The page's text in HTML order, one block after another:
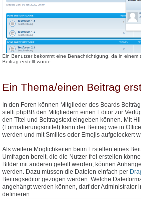
Ein Benutzer bekommt eine Benachrichtigung, da in einem
Beitrag erstellt wurde.
Ein Thema/einen Beitrag
In den Foren können Mitglieder des Boards
stellt phpBB den Mitgliedern einen Editor zur
den Titel und Beitragstext eingeben können. Mit
(Formatierungsmittel) kann der Beitrag wie in
werden und mit Smilies oder Emojis aufgelockert
Als weitere Möglichkeiten beim Erstellen eines
Umfragen bereit, die die Nutzer frei erstellen
Bilder mit anderen geteilt werden, können
werden. Dazu müssen die Dateien einfach per
Beitragseditor gezogen werden. Welche
angehängt werden können, darf der Administrator
definieren.